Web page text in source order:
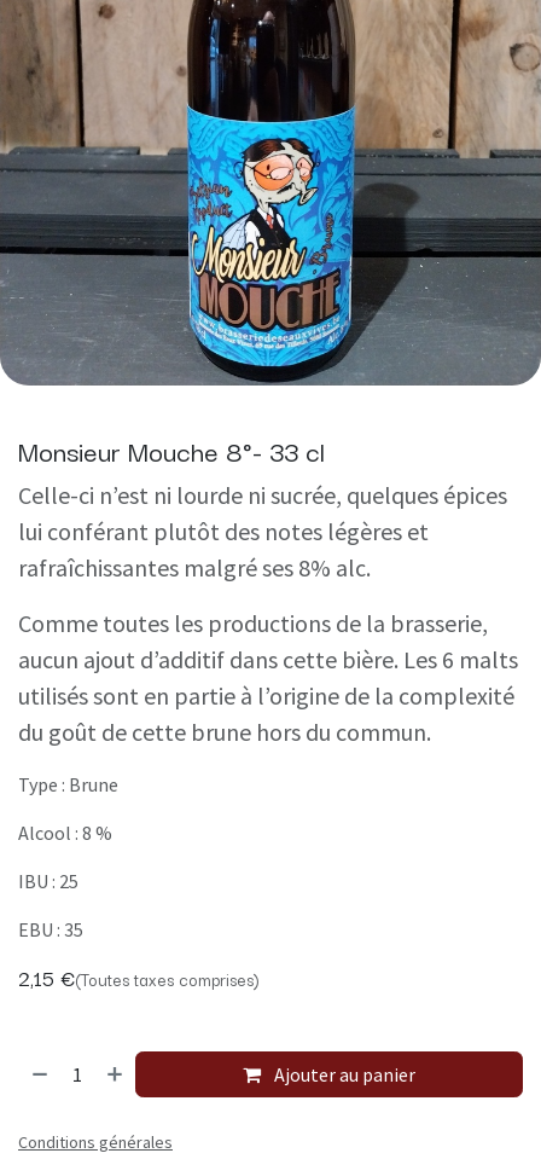
Monsieur Mouche 8°- 33 cl
Celle-ci n’est ni lourde ni sucrée, quelques épices
lui conférant plutôt des notes légères et
rafraîchissantes malgré ses 8% alc.
Comme toutes les productions de la brasserie,
aucun ajout d’additif dans cette bière. Les 6 malts
utilisés sont en partie à l’origine de la complexité
du goût de cette brune hors du commun.
Type : Brune
Alcool : 8 %
IBU : 25
EBU : 35
2,15 €(Toutes taxes comprises)
Ajouter au panier
Conditions générales